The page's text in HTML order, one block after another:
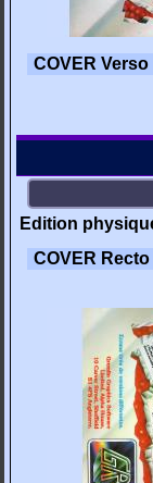
COVER Verso
Edition
COVER Recto